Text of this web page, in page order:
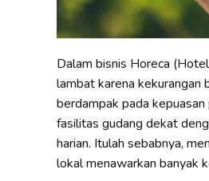
Dalam bisnis Horeca
lambat karena kekurangan
berdampak pada
fasilitas gudang dekat
harian. Itulah sebabnya,
lokal menawarkan banyak